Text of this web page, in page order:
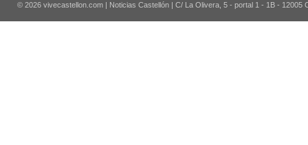
© 2026 vivecastellon.com | Noticias Castellón | C/ La Olivera, 5 - portal 1 - 1B - 12005